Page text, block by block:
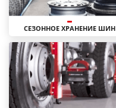
СЕЗОННОЕ ХРАНЕНИЕ ШИН